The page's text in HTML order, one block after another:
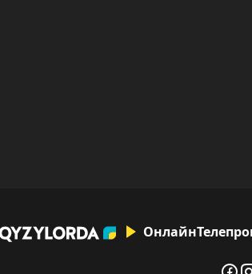
Онлайн